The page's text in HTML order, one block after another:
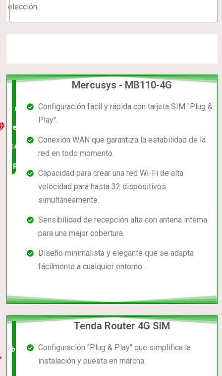
elección.
mejor
relación
calidad-
precio
Mercusys - MB110-4G
Configuración fácil y rápida con tarjeta SIM "Plug &
Play".
Conexión WAN que garantiza la estabilidad de la
red en todo momento.
Capacidad para crear una red Wi-Fi de alta
velocidad para hasta 32 dispositivos
simultáneamente.
Sensibilidad de recepción alta con antena interna
para una mejor cobertura.
Diseño minimalista y elegante que se adapta
fácilmente a cualquier entorno.
barato,
Tenda Router 4G SIM
Configuración "Plug & Play" que simplifica la
instalación y puesta en marcha.